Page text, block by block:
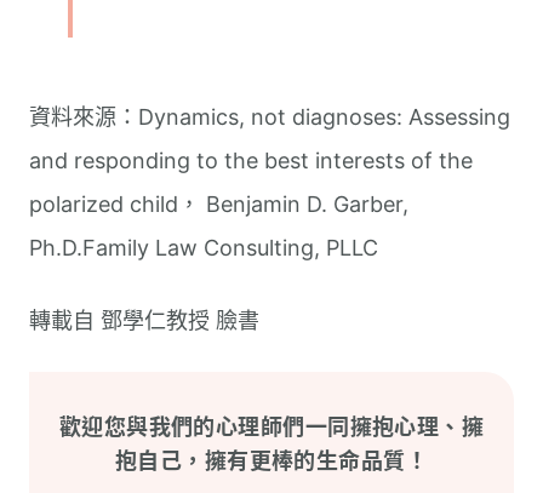
資料來源：Dynamics, not diagnoses: Assessing
and responding to the best interests of the
polarized child， Benjamin D. Garber,
Ph.D.Family Law Consulting, PLLC
轉載自 鄧學仁教授 臉書
歡迎您與我們的心理師們一同擁抱心理、擁
抱自己，擁有更棒的生命品質！